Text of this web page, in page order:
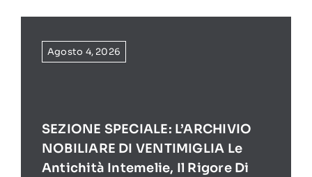
Agosto 4, 2026
SEZIONE SPECIALE: L’ARCHIVIO
NOBILIARE DI VENTIMIGLIA Le
Antichità Intemelie, Il Rigore Di